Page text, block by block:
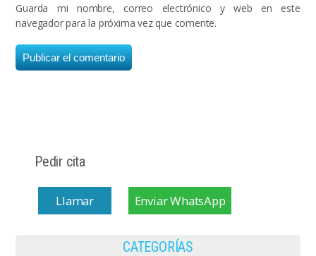
Guarda mi nombre, correo electrónico y web en este
navegador para la próxima vez que comente.
Pedir cita
Llamar Enviar WhatsApp
CATEGORÍAS